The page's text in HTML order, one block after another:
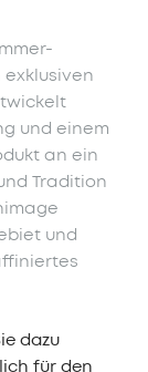
exklusiven
und einem
an ein
Tradition
und
dazu
für den